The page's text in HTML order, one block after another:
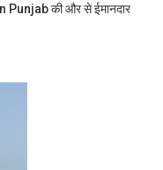
की और से ईमानदार